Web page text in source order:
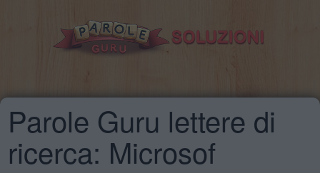
Parole Guru lettere di
ricerca: Microsof